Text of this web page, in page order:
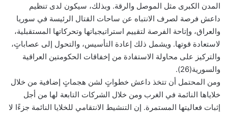
المدن الكبرى مثل الموصل والرقة. وبذلك، سيكون لدى تنظيم
داعش فرصة لصرف الانتباه عن ساحات القتال الرئيسة في سوريا
والعراق، وإتاحة الفرصة لتقييم استراتيجياتها وتحركاتها المستقبلية،
لاستعادة قوتها. ويشمل ذلك إعادة التأسيس، والتحول إلى عصاباتٍ،
والتركيز على محاولة الاستفادة من إخفاقات الحكومتين العراقية
والسورية(26).
ومن المحتمل أن تتخذ داعش خطواتٍ لشن هجماتٍ إضافية من خلال
خلاياها النائمة في الغرب ومن خلال الشركات التابعة لها من أجل
إثبات فعاليتها المستمرة. إن التنشيط الانتقامي للخلايا النائمة جزءًا لا